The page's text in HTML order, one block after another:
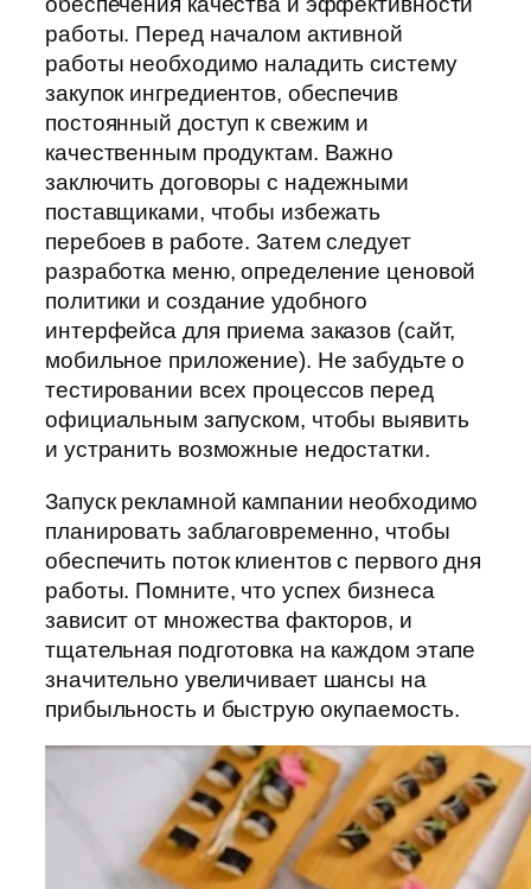
работы. Перед началом активной
работы необходимо наладить систему
закупок ингредиентов, обеспечив
постоянный доступ к свежим и
качественным продуктам. Важно
заключить договоры с надежными
поставщиками, чтобы избежать
перебоев в работе. Затем следует
разработка меню, определение ценовой
политики и создание удобного
интерфейса для приема заказов (сайт,
мобильное приложение). Не забудьте о
тестировании всех процессов перед
официальным запуском, чтобы выявить
и устранить возможные недостатки.
Запуск рекламной кампании необходимо
планировать заблаговременно, чтобы
обеспечить поток клиентов с первого дня
работы. Помните, что успех бизнеса
зависит от множества факторов, и
тщательная подготовка на каждом этапе
значительно увеличивает шансы на
прибыльность и быструю окупаемость.